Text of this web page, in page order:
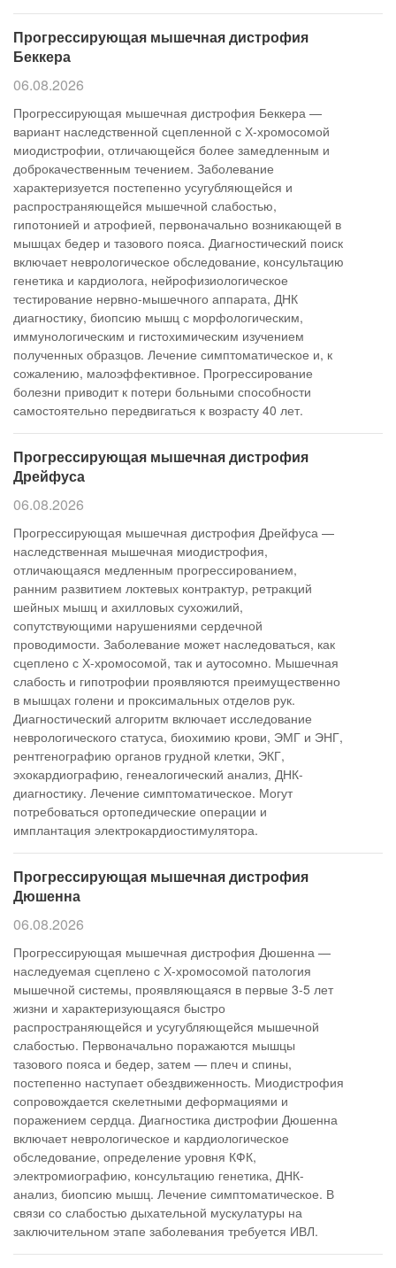
Прогрессирующая мышечная дистрофия
Беккера
06.08.2026
Прогрессирующая мышечная дистрофия Беккера —
вариант наследственной сцепленной с Х-хромосомой
миодистрофии, отличающейся более замедленным и
доброкачественным течением. Заболевание
характеризуется постепенно усугубляющейся и
распространяющейся мышечной слабостью,
гипотонией и атрофией, первоначально возникающей в
мышцах бедер и тазового пояса. Диагностический поиск
включает неврологическое обследование, консультацию
генетика и кардиолога, нейрофизиологическое
тестирование нервно-мышечного аппарата, ДНК
диагностику, биопсию мышц с морфологическим,
иммунологическим и гистохимическим изучением
полученных образцов. Лечение симптоматическое и, к
сожалению, малоэффективное. Прогрессирование
болезни приводит к потери больными способности
самостоятельно передвигаться к возрасту 40 лет.
Прогрессирующая мышечная дистрофия
Дрейфуса
06.08.2026
Прогрессирующая мышечная дистрофия Дрейфуса —
наследственная мышечная миодистрофия,
отличающаяся медленным прогрессированием,
ранним развитием локтевых контрактур, ретракций
шейных мышц и ахилловых сухожилий,
сопутствующими нарушениями сердечной
проводимости. Заболевание может наследоваться, как
сцеплено с Х-хромосомой, так и аутосомно. Мышечная
слабость и гипотрофии проявляются преимущественно
в мышцах голени и проксимальных отделов рук.
Диагностический алгоритм включает исследование
неврологического статуса, биохимию крови, ЭМГ и ЭНГ,
рентгенографию органов грудной клетки, ЭКГ,
эхокардиографию, генеалогический анализ, ДНК-
диагностику. Лечение симптоматическое. Могут
потребоваться ортопедические операции и
имплантация электрокардиостимулятора.
Прогрессирующая мышечная дистрофия
Дюшенна
06.08.2026
Прогрессирующая мышечная дистрофия Дюшенна —
наследуемая сцеплено с Х-хромосомой патология
мышечной системы, проявляющаяся в первые 3-5 лет
жизни и характеризующаяся быстро
распространяющейся и усугубляющейся мышечной
слабостью. Первоначально поражаются мышцы
тазового пояса и бедер, затем — плеч и спины,
постепенно наступает обездвиженность. Миодистрофия
сопровождается скелетными деформациями и
поражением сердца. Диагностика дистрофии Дюшенна
включает неврологическое и кардиологическое
обследование, определение уровня КФК,
электромиографию, консультацию генетика, ДНК-
анализ, биопсию мышц. Лечение симптоматическое. В
связи со слабостью дыхательной мускулатуры на
заключительном этапе заболевания требуется ИВЛ.